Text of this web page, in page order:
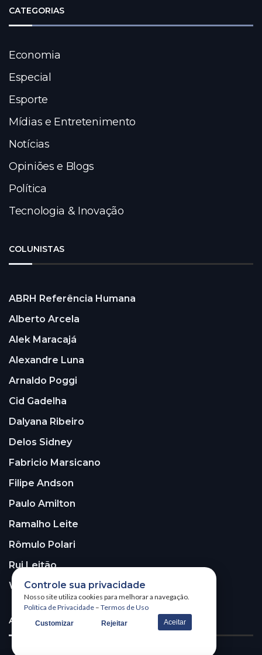
CATEGORIAS
Economia
Especial
Esporte
Mídias e Entretenimento
Notícias
Opiniões e Blogs
Política
Tecnologia & Inovação
COLUNISTAS
ABRH Referência Humana
Alberto Arcela
Alek Maracajá
Alexandre Luna
Arnaldo Poggi
Cid Gadelha
Dalyana Ribeiro
Delos Sidney
Fabricio Marsicano
Filipe Andson
Paulo Amilton
Ramalho Leite
Rômulo Polari
Rui Leitão
Walter Santos
ASSINE A NOSSA NEWSLETTER!
Controle sua privacidade
Nosso site utiliza cookies para melhorar a navegação.
Política de Privacidade – Termos de Uso
Customizar Rejeitar Aceitar